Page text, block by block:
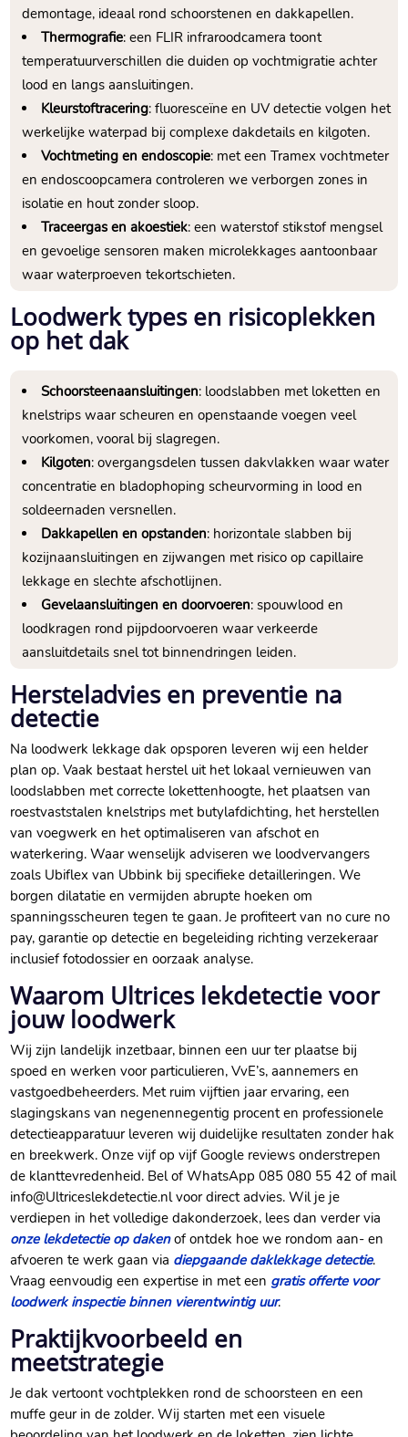
demontage, ideaal rond schoorstenen en dakkapellen.​
Thermografie: een FLIR infraroodcamera toont
temperatuurverschillen die duiden op vochtmigratie achter
lood en langs aansluitingen.​
Kleurstoftracering: fluoresceïne en UV detectie volgen het
werkelijke waterpad bij complexe dakdetails en kilgoten.​
Vochtmeting en endoscopie: met een Tramex vochtmeter
en endoscoopcamera controleren we verborgen zones in
isolatie en hout zonder sloop.​
Traceergas en akoestiek: een waterstof stikstof mengsel
en gevoelige sensoren maken microlekkages aantoonbaar
waar waterproeven tekortschieten.​
Loodwerk types en risicoplekken
op het dak
Schoorsteenaansluitingen: loodslabben met loketten en
knelstrips waar scheuren en openstaande voegen veel
voorkomen, vooral bij slagregen.​
Kilgoten: overgangsdelen tussen dakvlakken waar water
concentratie en bladophoping scheurvorming in lood en
soldeernaden versnellen.​
Dakkapellen en opstanden: horizontale slabben bij
kozijnaansluitingen en zijwangen met risico op capillaire
lekkage en slechte afschotlijnen.​
Gevelaansluitingen en doorvoeren: spouwlood en
loodkragen rond pijpdoorvoeren waar verkeerde
aansluitdetails snel tot binnendringen leiden.​
Hersteladvies en preventie na
detectie
Na loodwerk lekkage dak opsporen leveren wij een helder
plan op.​ Vaak bestaat herstel uit het lokaal vernieuwen van
loodslabben met correcte lokettenhoogte, het plaatsen van
roestvaststalen knelstrips met butylafdichting, het herstellen
van voegwerk en het optimaliseren van afschot en
waterkering.​ Waar wenselijk adviseren we loodvervangers
zoals Ubiflex van Ubbink bij specifieke detailleringen.​ We
borgen dilatatie en vermijden abrupte hoeken om
spanningsscheuren tegen te gaan.​ Je profiteert van no cure no
pay, garantie op detectie en begeleiding richting verzekeraar
inclusief fotodossier en oorzaak analyse.​
Waarom Ultrices lekdetectie voor
jouw loodwerk
Wij zijn landelijk inzetbaar, binnen een uur ter plaatse bij
spoed en werken voor particulieren, VvE’s, aannemers en
vastgoedbeheerders.​ Met ruim vijftien jaar ervaring, een
slagingskans van negenennegentig procent en professionele
detectieapparatuur leveren wij duidelijke resultaten zonder hak
en breekwerk.​ Onze vijf op vijf Google reviews onderstrepen
de klanttevredenheid.​ Bel of WhatsApp 085 080 55 42 of mail
info@Ultriceslekdetectie.​nl voor direct advies.​ Wil je je
verdiepen in het volledige dakonderzoek, lees dan verder via
onze lekdetectie op dakenof ontdek hoe we rondom aan- en
afvoeren te werk gaan via diepgaande daklekkage detectie.​
Vraag eenvoudig een expertise in met een gratis offerte voor
loodwerk inspectie binnen vierentwintig uur.​
Praktijkvoorbeeld en
meetstrategie
Je dak vertoont vochtplekken rond de schoorsteen en een
muffe geur in de zolder.​ Wij starten met een visuele